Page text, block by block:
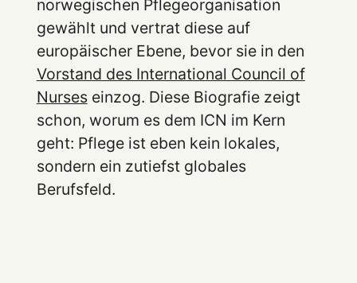
norwegischen Pflegeorganisation
gewählt und vertrat diese auf
europäischer Ebene, bevor sie in den
Vorstand des International Council of
Nurses einzog. Diese Biografie zeigt
schon, worum es dem ICN im Kern
geht: Pflege ist eben kein lokales,
sondern ein zutiefst globales
Berufsfeld.